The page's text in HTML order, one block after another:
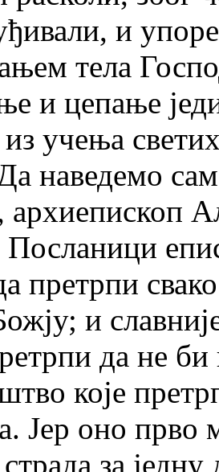
и
тела
и цепање
учења
наведемо
архиепископ
Посланици
претрпи
и
да не
које
Јер оно прво
за